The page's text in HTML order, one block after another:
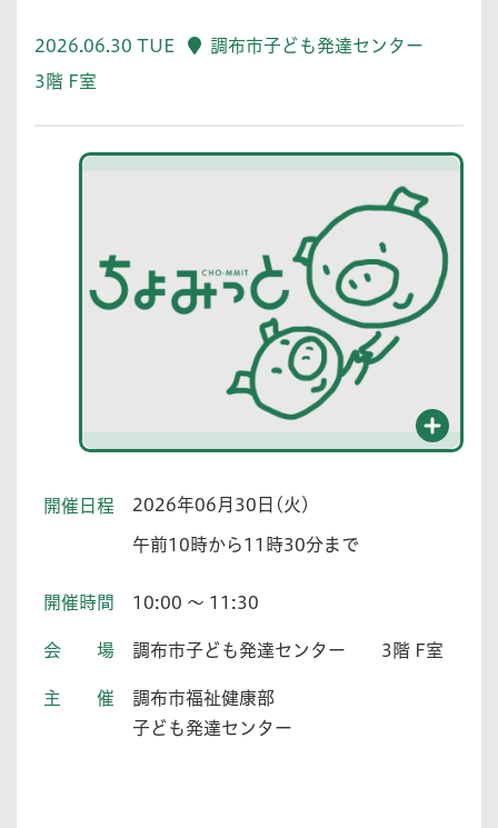
2026.06.30 TUE
調布市子ども発達センター
3階 F室
開催日程 2026年06月30日(火)
午前10時から11時30分まで
開催時間 10:00 ～ 11:30
会場 調布市子ども発達センター 3階 F室
主催
調布市福祉健康部
子ども発達センター